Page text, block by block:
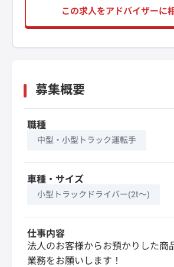
この求人をアドバイザーに
募集概要
職種
中型・小型トラック運転手
車種・サイズ
小型トラックドライバー(2t～)
仕事内容
法人のお客様からお預かりした商
業務をお願いします！